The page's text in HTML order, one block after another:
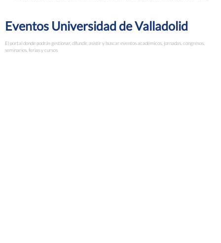
Eventos Universidad de Valladolid
El portal donde podrás gestionar, difundir, asistir y buscar eventos académicos, jornadas, congresos,
seminarios, ferias y cursos